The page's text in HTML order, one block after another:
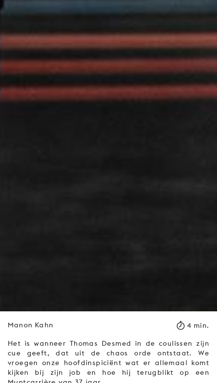
Manon Kahn 4 min.
Het is wanneer Thomas Desmed in de coulissen zijn
cue geeft, dat uit de chaos orde ontstaat. We
vroegen onze hoofdinspiciënt wat er allemaal komt
kijken bij zijn job en hoe hij terugblikt op een